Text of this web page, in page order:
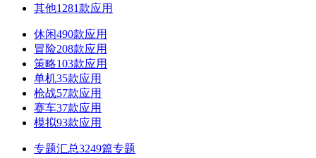
其他1281款应用
休闲490款应用
冒险208款应用
策略103款应用
单机35款应用
枪战57款应用
赛车37款应用
模拟93款应用
专题汇总3249篇专题